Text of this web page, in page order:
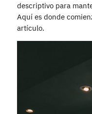
descriptivo para
Aquí es donde
artículo.